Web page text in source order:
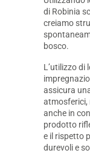
di Robinia
creiamo
bosco.
L’utilizzo
assicura
atmosferici,
anche in
prodotto
e il rispetto
durevoli e